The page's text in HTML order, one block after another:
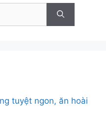
tuyệt ngon, ăn hoài